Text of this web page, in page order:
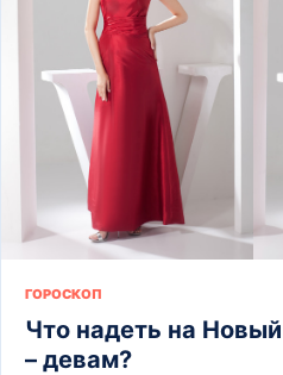
ГОРОСКОП
Что надеть на
– девам?